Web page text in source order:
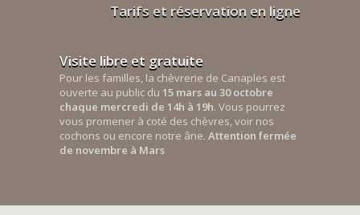
Tarifs et réservation en ligne
Visite libre et gratuite
Pour les familles, la chèvrerie de Canaples est
ouverte au public du 15 mars au 30 octobre
chaque mercredi de 14h à 19h. Vous pourrez
vous promener à coté des chèvres, voir nos
cochons ou encore notre âne. Attention fermée
de novembre à Mars